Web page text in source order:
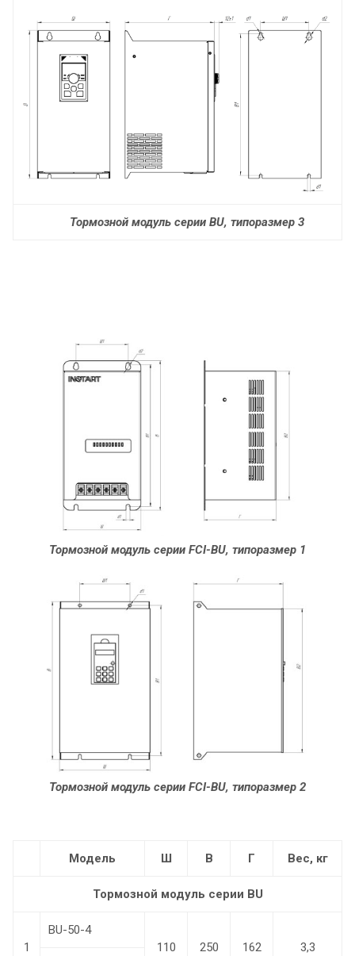
Тормозной модуль серии BU, типоразмер 3
Тормозной модуль серии FCI-BU, типоразмер 1
Тормозной модуль серии FCI-BU, типоразмер 2
Модель Ш В Г Вес, кг
Тормозной модуль серии BU
1
BU-50-4
110
250 162
3,3